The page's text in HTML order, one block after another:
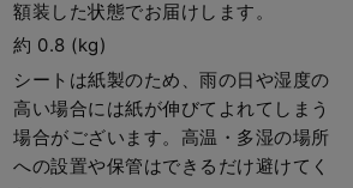
額装した状態でお届けします。
約 0.8 (kg)
シートは紙製のため、雨の日や湿度の
高い場合には紙が伸びてよれてしまう
場合がございます。高温・多湿の場所
への設置や保管はできるだけ避けてく